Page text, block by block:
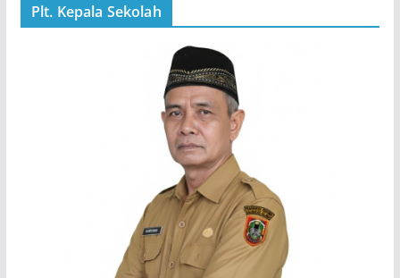
Plt. Kepala Sekolah